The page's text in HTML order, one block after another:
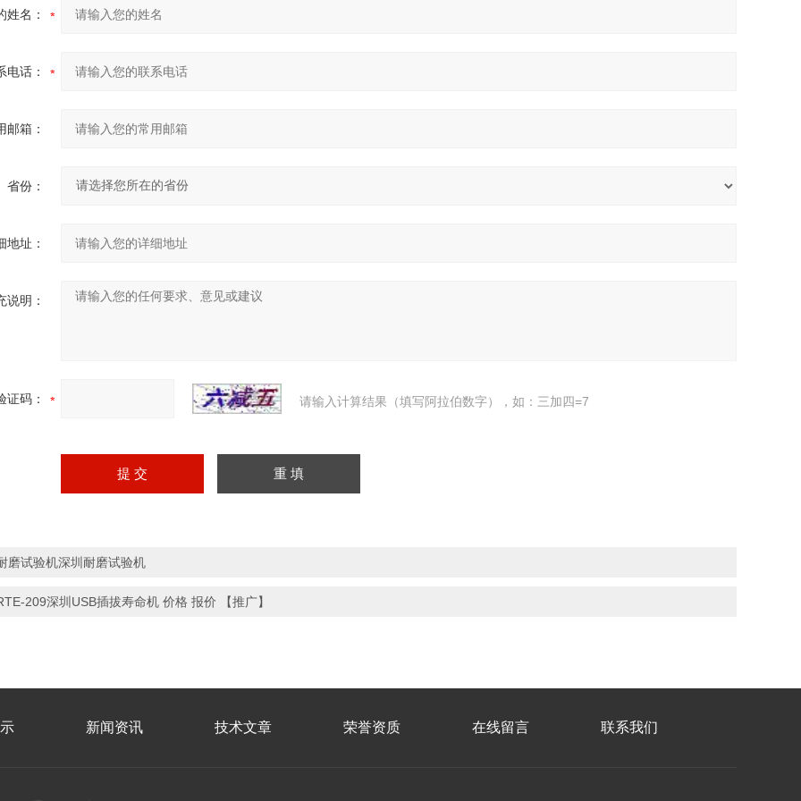
姓名：
电话：
邮箱：
省份：
地址：
说明：
证码： 请输入计算结果（填写阿拉伯数字），如：三加四=7
磨试验机深圳耐磨试验机
209深圳USB插拔寿命机 价格 报价 【推广】
新闻资讯 技术文章 荣誉资质 在线留言 联系我们